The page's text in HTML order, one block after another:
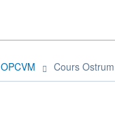
OPCVM Cours